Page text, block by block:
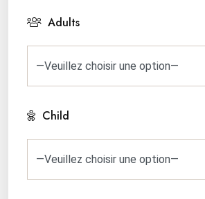
Adults
Child